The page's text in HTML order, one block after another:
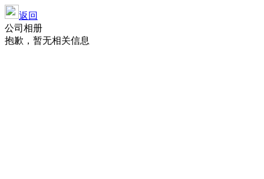
返回
公司相册
抱歉，暂无相关信息